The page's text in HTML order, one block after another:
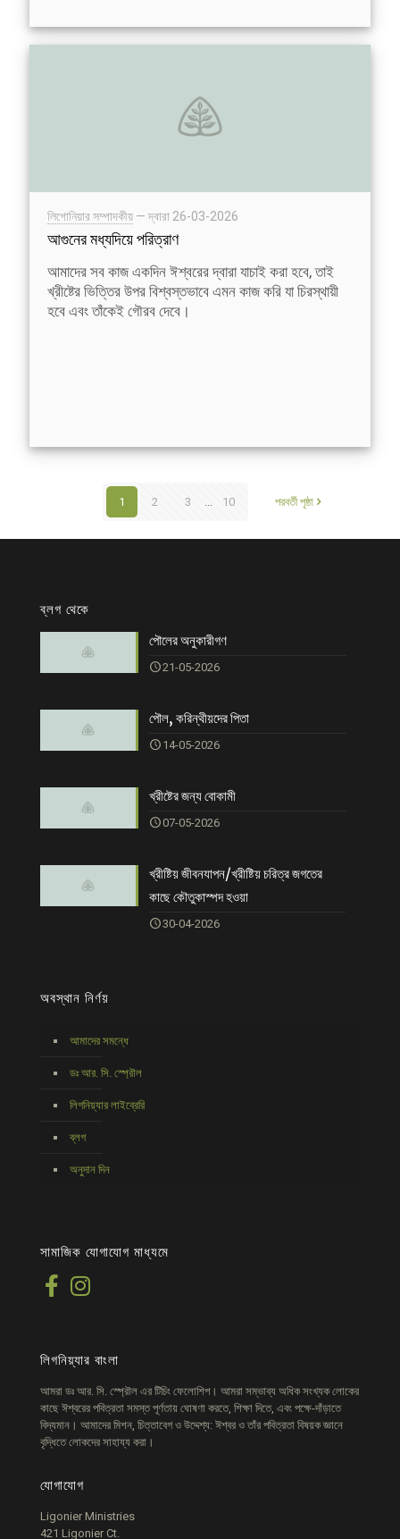
লিগোনিয়ার সম্পাদকীয় — দ্বারা 26-03-2026
আগুনের মধ্যদিয়ে পরিত্রাণ
আমাদের সব কাজ একদিন ঈশ্বরের দ্বারা যাচাই করা হবে, তাই
খ্রীষ্টের ভিত্তির উপর বিশ্বস্তভাবে এমন কাজ করি যা চিরস্থায়ী
হবে এবং তাঁকেই গৌরব দেবে।
1 2 3 ... 10 পরবর্তী পৃষ্ঠা
ব্লগ থেকে
পৌলের অনুকারীগণ
21-05-2026
পৌল, করিন্থীয়দের পিতা
14-05-2026
খ্রীষ্টের জন্য বোকামী
07-05-2026
খ্রীষ্টিয় জীবনযাপন/খ্রীষ্টিয় চরিত্র জগতের
কাছে কৌতুকাস্পদ হওয়া
30-04-2026
অবস্থান নির্ণয়
আমাদের সমন্ধে
ডঃ আর. সি. স্প্রৌল
লিগনিয়্যার লাইব্রেরি
ব্লগ
অনুদান দিন
সামাজিক যোগাযোগ মাধ্যমে
লিগনিয়্যার বাংলা
আমরা ডঃ আর. সি. স্প্রৌল এর টিচিং ফেলোশিপ। আমরা সম্ভাব্য অধিক সংখ্যক লোকের
কাছে ঈশ্বরের পবিত্রতা সমস্ত পূর্ণতায় ঘোষণা করতে, শিক্ষা দিতে, এবং পক্ষে-দাঁড়াতে
বিদ্যমান। আমাদের মিশন, চিত্তাবেগ ও উদ্দেশ্য: ঈশ্বর ও তাঁর পবিত্রতা বিষয়ক জ্ঞানে
বৃদ্ধিতে লোকদের সাহায্য করা।
যোগাযোগ
Ligonier Ministries
421 Ligonier Ct.